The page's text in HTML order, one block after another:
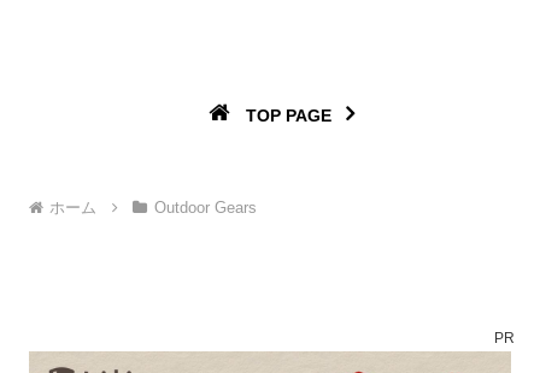
TOP PAGE
ホーム Outdoor Gears
PR